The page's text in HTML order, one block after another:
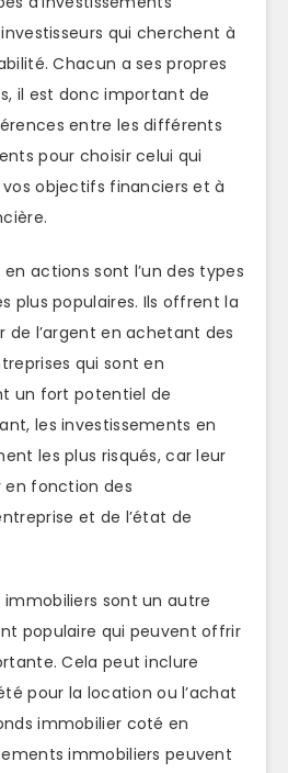
qui cherchent à
Chacun a ses propres
il est donc important de
entre les différents
pour choisir celui qui
objectifs financiers et à
actions sont l’un des types
plus populaires. Ils offrent la
de l’argent en achetant des
qui sont en
un fort potentiel de
les investissements en
les plus risqués, car leur
fonction des
et de l’état de
immobiliers sont un autre
populaire qui peuvent offrir
Cela peut inclure
pour la location ou l’achat
immobilier coté en
immobiliers peuvent